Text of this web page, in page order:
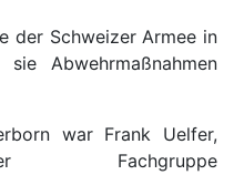
der Schweizer Armee in
Abwehrmaßnahmen
war Frank Uelfer,
Fachgruppe